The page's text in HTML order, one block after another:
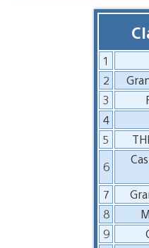
1
2
3
4
5
6
7
8
9